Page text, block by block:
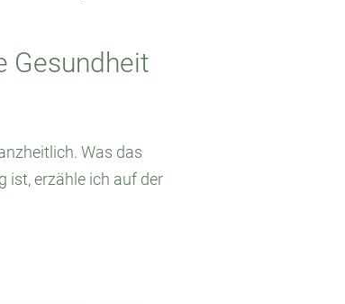
Gesundheit
Was das
ist, erzähle ich auf der